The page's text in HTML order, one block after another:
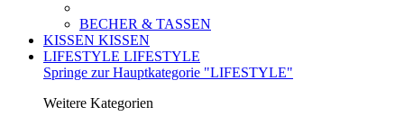
BECHER & TASSEN
KISSEN KISSEN
LIFESTYLE LIFESTYLE
Springe zur Hauptkategorie "LIFESTYLE"
Weitere Kategorien